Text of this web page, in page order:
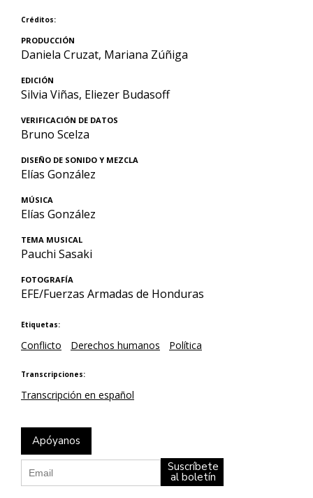
Créditos:
PRODUCCIÓN
Daniela Cruzat, Mariana Zúñiga
EDICIÓN
Silvia Viñas, Eliezer Budasoff
VERIFICACIÓN DE DATOS
Bruno Scelza
DISEÑO DE SONIDO Y MEZCLA
Elías González
MÚSICA
Elías González
TEMA MUSICAL
Pauchi Sasaki
FOTOGRAFÍA
EFE/Fuerzas Armadas de Honduras
Etiquetas:
Conflicto Derechos humanos Política
Transcripciones:
Transcripción en español
Apóyanos
Suscríbete
al boletín